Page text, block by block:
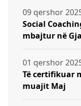
09 qershor
Social
mbajtur në
01 qershor
Të certifikuar
muajit Maj